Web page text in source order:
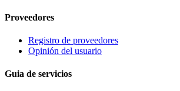
Proveedores
Registro de proveedores
Opinión del usuario
Guia de servicios